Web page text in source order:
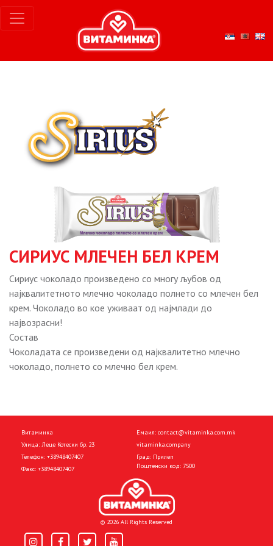
СИРИУС МЛЕЧЕН БЕЛ КРЕМ
Сириус чоколадо произведено со многу љубов од
најквалитетното млечно чоколадо полнето со млечен бел
крем. Чоколадо во кое уживаат од најмлади до
највозрасни!
Состав
Чоколадата се произведени од најквалитетно млечно
чоколадо, полнето со млечно бел крем.
Витаминка
Улица: Леце Котески бр. 23
Телефон: +38948407407
Факс: +38948407407
Емаил: contact@vitaminka.com.mk
vitaminka.company
Град: Прилеп
Поштенски код: 7500
© 2026 All Rights Reserved